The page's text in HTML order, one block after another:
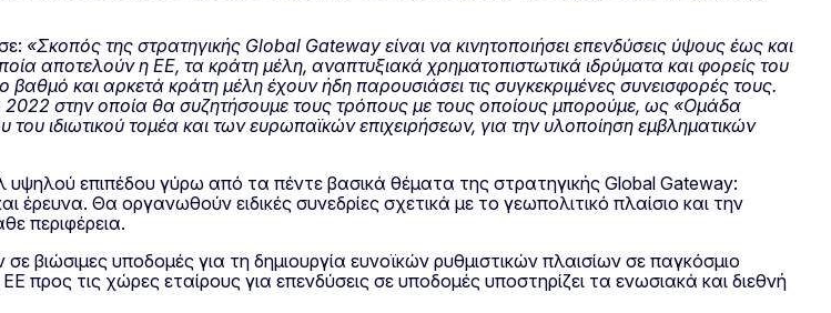
«Σκοπός της στρατηγικής Global Gateway είναι να κινητοποιήσει επενδύσεις ύψους έως και
αποτελούν η ΕΕ, τα κράτη μέλη, αναπτυξιακά χρηματοπιστωτικά ιδρύματα και φορείς του
βαθμό και αρκετά κράτη μέλη έχουν ήδη παρουσιάσει τις συγκεκριμένες συνεισφορές τους.
στην οποία θα συζητήσουμε τους τρόπους με τους οποίους μπορούμε, ως «Ομάδα
ιδιωτικού τομέα και των ευρωπαϊκών επιχειρήσεων, για την υλοποίηση εμβληματικών
επιπέδου γύρω από τα πέντε βασικά θέματα της στρατηγικής Global Gateway:
έρευνα. Θα οργανωθούν ειδικές συνεδρίες σχετικά με το γεωπολιτικό πλαίσιο και την
περιφέρεια.
βιώσιμες υποδομές για τη δημιουργία ευνοϊκών ρυθμιστικών πλαισίων σε παγκόσμιο
προς τις χώρες εταίρους για επενδύσεις σε υποδομές υποστηρίζει τα ενωσιακά και διεθνή